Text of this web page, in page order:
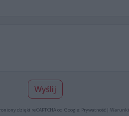
Wyślij
dzięki reCAPTCHA od Google: Prywatność| Warunki